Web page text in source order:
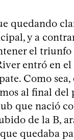
quedando
y a
el triunfo
entró en
Como
al final del
que nació
de la B,
quedaba